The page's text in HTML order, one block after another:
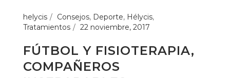
helycis Consejos, Deporte, Hélycis,
Tratamientos
22 noviembre, 2017
FÚTBOL Y FISIOTERAPIA,
COMPAÑEROS